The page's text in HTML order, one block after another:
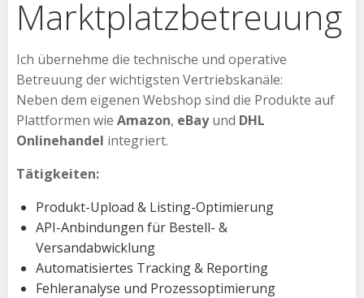
Marktplatzbetreuung
Ich übernehme die technische und operative
Betreuung der wichtigsten Vertriebskanäle:
Neben dem eigenen Webshop sind die Produkte auf
Plattformen wie Amazon, eBayund DHL
Onlinehandel integriert.
Tätigkeiten:
Produkt-Upload & Listing-Optimierung
API-Anbindungen für Bestell- &
Versandabwicklung
Automatisiertes Tracking & Reporting
Fehleranalyse und Prozessoptimierung